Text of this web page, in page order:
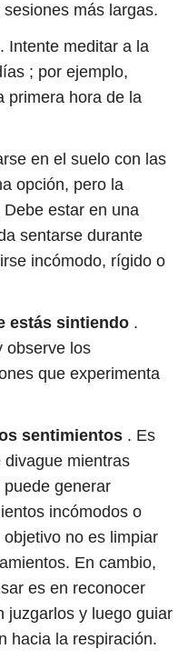
más largas.
. Intente meditar a la
; por ejemplo,
primera hora de la
en el suelo con las
opción, pero la
estar en una
sentarse durante
incómodo, rígido o
estás sintiendo .
observe los
que experimenta
sentimientos . Es
divague mientras
generar
incómodos o
no es limpiar
En cambio,
es en reconocer
juzgarlos y luego guiar
hacia la respiración.